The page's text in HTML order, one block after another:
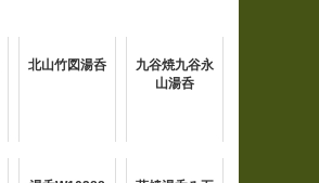
北山竹図湯呑
九谷焼九谷永
山湯呑